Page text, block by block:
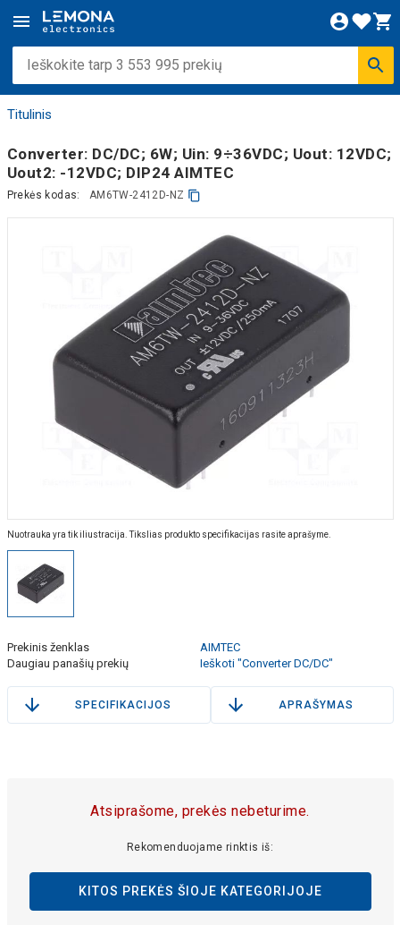
Titulinis
Converter: DC/DC; 6W; Uin: 9÷36VDC; Uout: 12VDC;
Uout2: -12VDC; DIP24 AIMTEC
Prekės kodas: AM6TW-2412D-NZ
Nuotrauka yra tik iliustracija. Tikslias produkto specifikacijas rasite aprašyme.
Prekinis ženklas
AIMTEC
Daugiau panašių prekių
Ieškoti "Converter DC/DC"
SPECIFIKACIJOS APRAŠYMAS
Atsiprašome, prekės nebeturime.
Rekomenduojame rinktis iš:
KITOS PREKĖS ŠIOJE KATEGORIJOJE